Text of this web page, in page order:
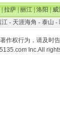
|拉萨|丽江|洛阳|威
江- 天涯海角 - 泰山 -
作权行为，请及时
Inc.All